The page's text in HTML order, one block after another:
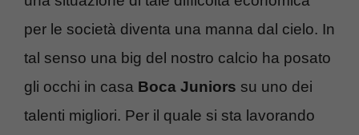
per le società diventa una manna dal cielo. In
tal senso una big del nostro calcio ha posato
gli occhi in casa Boca Juniors su uno dei
talenti migliori. Per il quale si sta lavorando